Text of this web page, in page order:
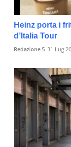
Heinz porta i
d’Italia Tour
Redazione 5 31 Lug